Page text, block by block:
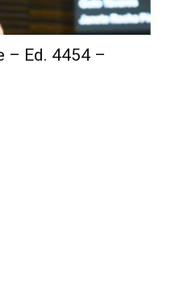
– Ed. 4454 –